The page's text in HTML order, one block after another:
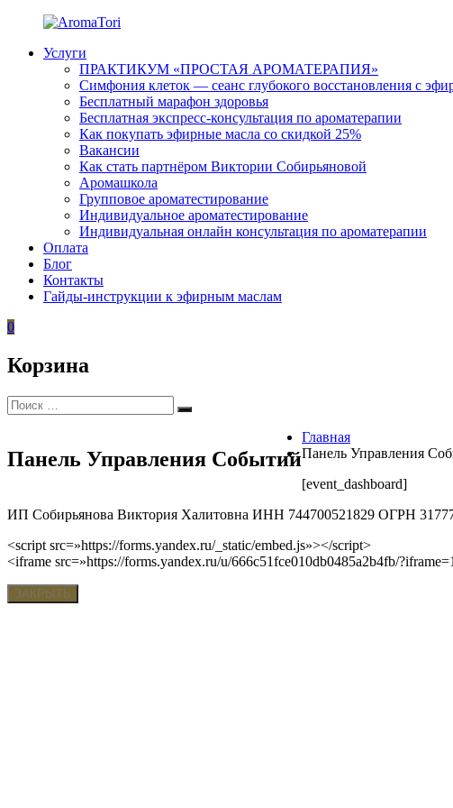
Перейти
содержимому
AromaTori
Эфирные
dōTERRA
Услуги
ПРАКТИКУМ «ПРОСТАЯ АРОМАТЕРАПИЯ»
Симфония клеток — сеанс глубокого восстановления с
Бесплатный марафон здоровья
Бесплатная экспресс-консультация по ароматерапии
Как покупать эфирные масла со скидкой 25%
Вакансии
Как стать партнёром Виктории Собирьяновой
Аромашкола
Групповое ароматестирование
Индивидуальное ароматестирование
Индивидуальная онлайн консультация по ароматерапии
Оплата
Блог
Контакты
Гайды-инструкции к эфирным маслам
0
Корзина
Искать:
Поиск
Панель Управления Событий
Главная
Панель Управления
[event_dashboard]
ИП Собирьянова Виктория Халитовна ИНН 744700521829 ОГРН
<script src=»https://forms.yandex.ru/_static/embed.js»></script>
<iframe src=»https://forms.yandex.ru/u/666c51fce010db0485a2b4fb/
ЗАКРЫТЬ